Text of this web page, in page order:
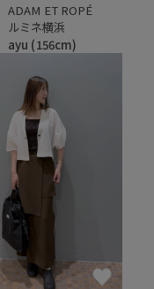
ADAM ET ROPÉ
ルミネ横浜
ayu (156cm)